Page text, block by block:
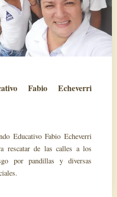
Fabio Echeverri
Educativo Fabio Echeverri
rescatar de las calles a los
por pandillas y diversas